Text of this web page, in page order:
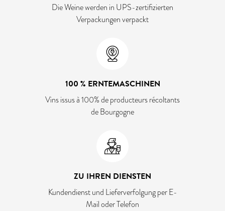
Die Weine werden in UPS-zertifizierten
Verpackungen verpackt
100 % ERNTEMASCHINEN
Vins issus à 100% de producteurs récoltants
de Bourgogne
ZU IHREN DIENSTEN
Kundendienst und Lieferverfolgung per E-
Mail oder Telefon